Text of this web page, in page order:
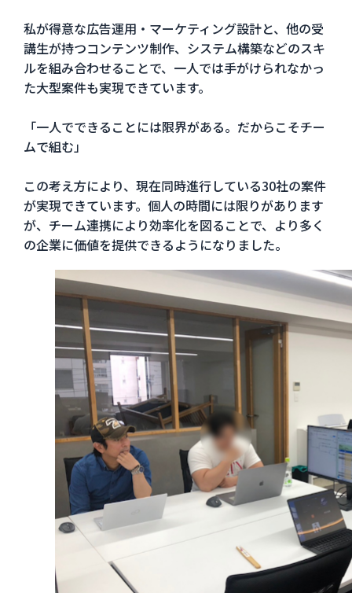
私が得意な広告運用・マーケティング設計と、他の受
講生が持つコンテンツ制作、システム構築などのスキ
ルを組み合わせることで、一人では手がけられなかっ
た大型案件も実現できています。
「一人でできることには限界がある。だからこそチー
ムで組む」
この考え方により、現在同時進行している30社の案件
が実現できています。個人の時間には限りがあります
が、チーム連携により効率化を図ることで、より多く
の企業に価値を提供できるようになりました。